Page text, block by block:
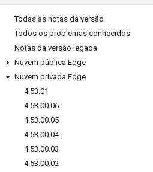
Todas as notas da versão
Todos os problemas conhecidos
Notas da versão legada
Nuvem pública Edge
Nuvem privada Edge
4.53.01
4.53.00.06
4.53.00.05
4.53.00.04
4.53.00.03
4.53.00.02